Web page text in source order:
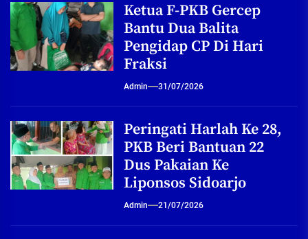
Ketua F-PKB Gercep
Bantu Dua Balita
Pengidap CP Di Hari
Fraksi
Admin 31/07/2026
Peringati Harlah Ke 28,
PKB Beri Bantuan 22
Dus Pakaian Ke
Liponsos Sidoarjo
Admin 21/07/2026